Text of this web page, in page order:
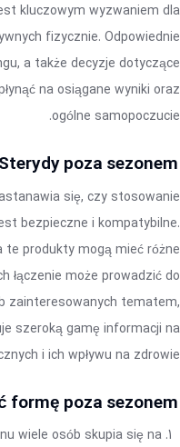
kluczowym wyzwaniem dla
fizycznie. Odpowiednie
a także decyzje dotyczące
na osiągane wyniki oraz
ogólne samopoczucie.
Sterydy poza sezonem
się, czy stosowanie
bezpieczne i kompatybilne.
te produkty mogą mieć różne
łączenie może prowadzić do
zainteresowanych tematem,
szeroką gamę informacji na
i ich wpływu na zdrowie.
poza sezonem?
wiele osób skupia się na